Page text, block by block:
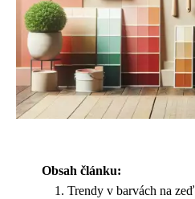
Obsah článku:
Trendy v barvách na zeď